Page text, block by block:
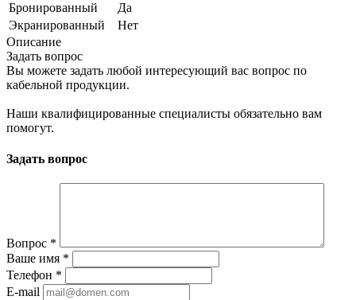
Бронированный
Да
Экранированный
Нет
Описание
Задать вопрос
Вы можете задать любой интересующий вас вопрос по
кабельной продукции.
Наши квалифицированные специалисты обязательно вам
помогут.
Задать вопрос
Вопрос *
Ваше имя *
Телефон *
E-mail